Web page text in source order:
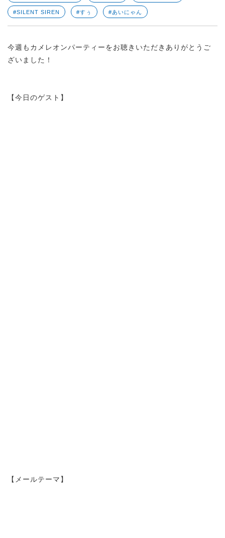
#SILENT SIREN #すぅ #あいにゃん
今週もカメレオンパーティーをお聴きいただきありがとうご
ざいました！
【今日のゲスト】
【メールテーマ】